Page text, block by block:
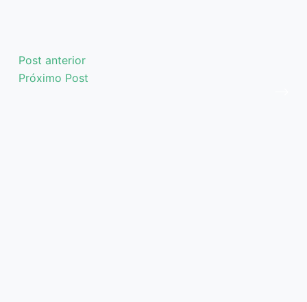
Post anterior
Próximo Post